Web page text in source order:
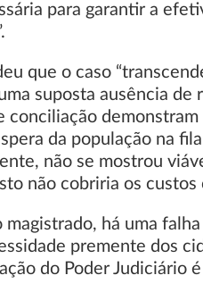
para garantir a
que o caso
suposta ausência
conciliação
da população na
não se mostrou
não cobriria os custos
magistrado, há uma
premente dos
do Poder Judiciário